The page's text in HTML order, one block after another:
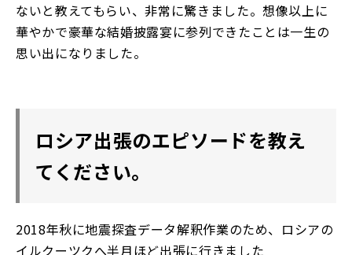
ないと教えてもらい、非常に驚きました。想像以上に
華やかで豪華な結婚披露宴に参列できたことは一生の
思い出になりました。
ロシア出張のエピソードを教え
てください。
2018年秋に地震探査データ解釈作業のため、ロシアの
イルクーツクへ半月ほど出張に行きました